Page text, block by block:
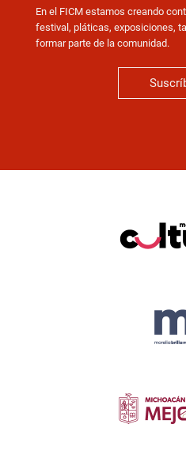
En el FICM estamos creando
festival, pláticas, exposiciones,
formar parte de la comunidad.